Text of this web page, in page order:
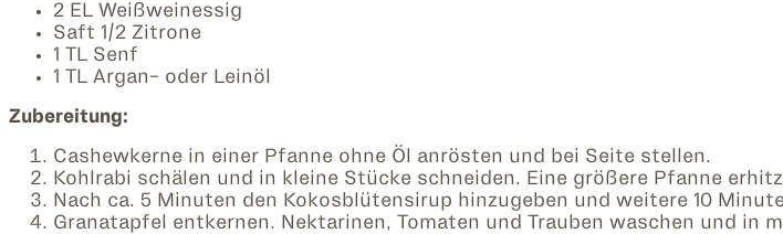
2 EL Weißweinessig
Saft 1/2 Zitrone
1 TL Senf
1 TL Argan- oder Leinöl
Zubereitung:
Cashewkerne in einer Pfanne ohne Öl anrösten und bei Seite stellen.
Kohlrabi schälen und in kleine Stücke schneiden. Eine größere Pfanne
Nach ca. 5 Minuten den Kokosblütensirup hinzugeben und weitere 10
Granatapfel entkernen. Nektarinen, Tomaten und Trauben waschen und in